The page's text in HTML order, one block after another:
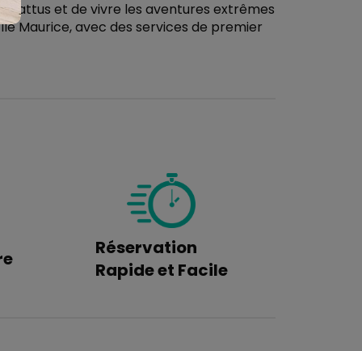
battus et de vivre les aventures extrêmes
Maurice, avec des services de premier
Réservation
Rapide et Facile